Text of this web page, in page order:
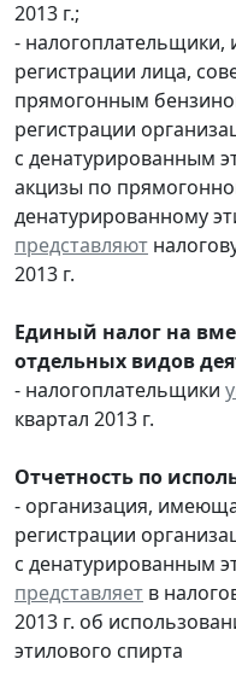
2013 г.;
-
регистрации лица,
прямогонным
регистрации
с денатурированным
акцизы по
денатурированному
представляют
2013 г.
Единый налог на
отдельных видов
- налогоплательщики
квартал 2013 г.
Отчетность по
- организация,
регистрации
с денатурированным
представляет в
2013 г. об
этилового спирта